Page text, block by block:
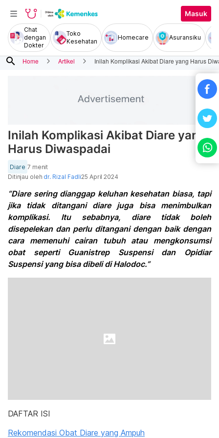
Masuk
Chat
dengan
Dokter
Toko
Kesehatan
Homecare Asuransiku
search Home Artikel Inilah Komplikasi Akibat Diare yang Harus
Inilah Komplikasi Akibat Diare yang
Harus Diwaspadai
Diare 7 menit
Ditinjau oleh dr. Rizal Fadli25 April 2024
“Diare sering dianggap keluhan kesehatan biasa, tapi
jika tidak ditangani diare juga bisa menimbulkan
komplikasi. Itu sebabnya, diare tidak boleh
disepelekan dan perlu ditangani dengan baik dengan
cara memenuhi cairan tubuh atau mengkonsumsi
obat seperti Guanistrep Suspensi dan Opidiar
Suspensi yang bisa dibeli di Halodoc.”
DAFTAR ISI
Rekomendasi Obat Diare yang Ampuh